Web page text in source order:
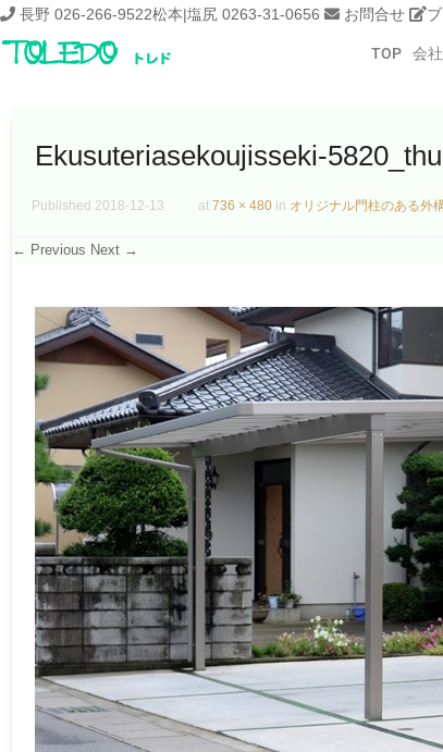
長野 026-266-9522松本|塩尻 0263-31-0656 お問合せ
TOP
会
Ekusuteriasekoujisseki-
Published 2018-12-13 at 736 × 480 in オリジナル門柱のある外構
← Previous Next →